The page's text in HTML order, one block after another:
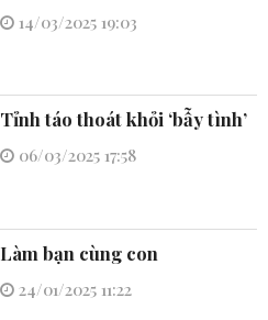
14/03/2025 19:03
Tỉnh táo thoát khỏi ‘bẫy tình’
06/03/2025 17:58
Làm bạn cùng con
24/01/2025 11:22